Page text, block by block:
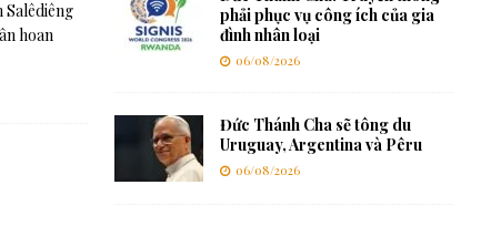
Salêdiêng
hoan
phải phục vụ công ích của gia
đình nhân loại
06/08/2026
Đức Thánh Cha sẽ tông du
Uruguay, Argentina và Pêru
06/08/2026